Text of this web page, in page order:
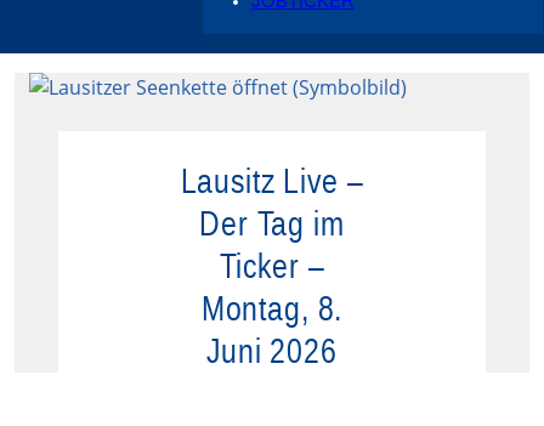
Lausitz Live –
Der Tag im
Ticker –
Montag, 8.
Juni 2026